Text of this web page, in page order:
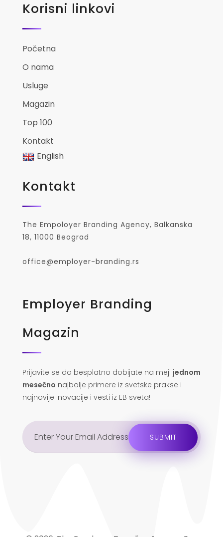
Korisni linkovi
Početna
O nama
Usluge
Magazin
Top 100
Kontakt
English
Kontakt
The Empoloyer Branding Agency, Balkanska
18, 11000 Beograd
office@employer-branding.rs
Employer Branding
Magazin
Prijavite se da besplatno dobijate na mejl jednom
mesečno najbolje primere iz svetske prakse i
najnovije inovacije i vesti iz EB sveta!